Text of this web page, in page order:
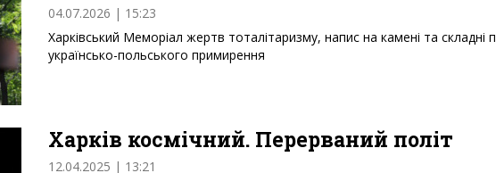
04.07.2026 | 15:23
Харківський Меморіал жертв тоталітаризму, напис на камені та складні
українсько-польського примирення
Харків космічний. Перерваний політ
12.04.2025 | 13:21